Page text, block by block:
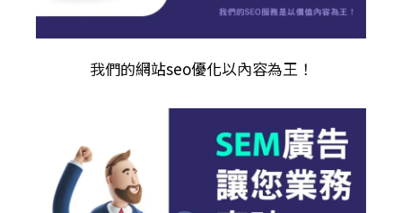
我們的網站seo優化以內容為王！